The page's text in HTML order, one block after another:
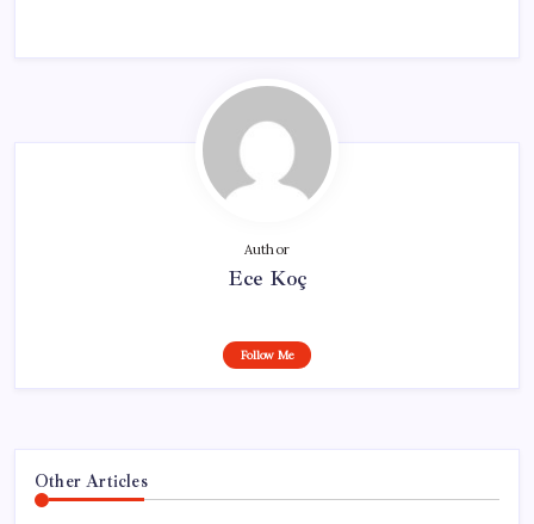
Author
Ece Koç
Follow Me
Other Articles